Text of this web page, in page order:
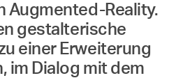
Augmented-Reality.
gestalterische
einer Erweiterung
im Dialog mit dem